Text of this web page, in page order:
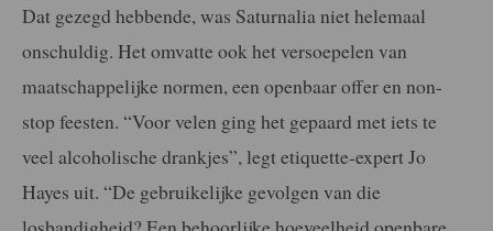
Dat gezegd hebbende, was Saturnalia niet helemaal
onschuldig. Het omvatte ook het versoepelen van
maatschappelijke normen, een openbaar offer en non-
stop feesten. “Voor velen ging het gepaard met iets te
veel alcoholische drankjes”, legt etiquette-expert Jo
Hayes uit. “De gebruikelijke gevolgen van die